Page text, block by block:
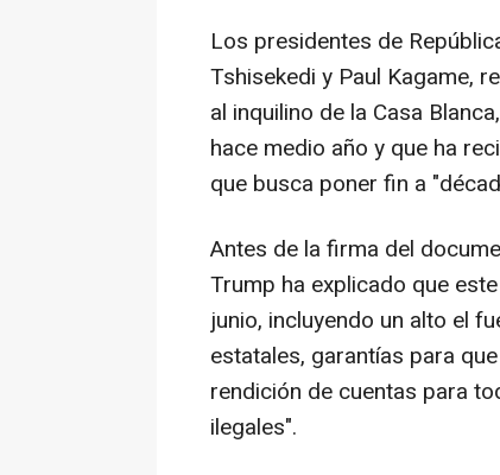
Los presidentes de
Tshisekedi y Paul Kagame,
al inquilino de la Casa
hace medio año y que ha
que busca poner fin a
Antes de la firma del
Trump ha explicado que
junio, incluyendo un alto el
estatales, garantías para
rendición de cuentas para
ilegales".